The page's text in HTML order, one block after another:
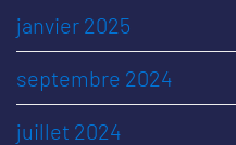
janvier 2025
septembre 2024
juillet 2024